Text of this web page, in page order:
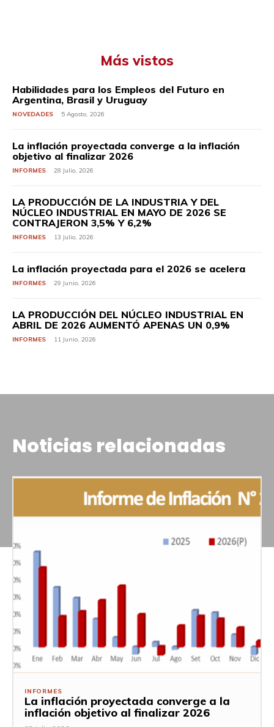
Más vistos
Habilidades para los Empleos del Futuro en
Argentina, Brasil y Uruguay
NOVEDADES 5 Agosto, 2026
La inflación proyectada converge a la inflación
objetivo al finalizar 2026
INFORMES 28 Julio, 2026
LA PRODUCCIÓN DE LA INDUSTRIA Y DEL
NÚCLEO INDUSTRIAL EN MAYO DE 2026 SE
CONTRAJERON 3,5% Y 6,2%
INFORMES 13 Julio, 2026
La inflación proyectada para el 2026 se acelera
INFORMES 29 Junio, 2026
LA PRODUCCIÓN DEL NÚCLEO INDUSTRIAL EN
ABRIL DE 2026 AUMENTÓ APENAS UN 0,9%
INFORMES 11 Junio, 2026
Noticias relacionadas
INFORMES
La inflación proyectada converge a la
inflación objetivo al finalizar 2026